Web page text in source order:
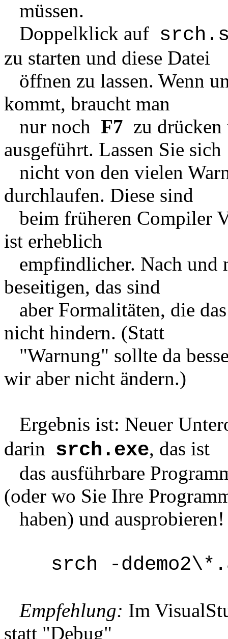
müssen.
Doppelklick auf
zu starten und diese Datei
öffnen zu lassen. Wenn
kommt, braucht man
nur noch F7 zu
ausgeführt. Lassen Sie sich
nicht von den vielen
durchlaufen. Diese sind
beim früheren Compiler
ist erheblich
empfindlicher. Nach und
beseitigen, das sind
aber Formalitäten, die
nicht hindern. (Statt
"Warnung" sollte da
wir aber nicht ändern.)
Ergebnis ist: Neuer
darin srch.exe, das ist
das ausführbare
(oder wo Sie Ihre
haben) und
srch -
Empfehlung: Im
statt "Debug"